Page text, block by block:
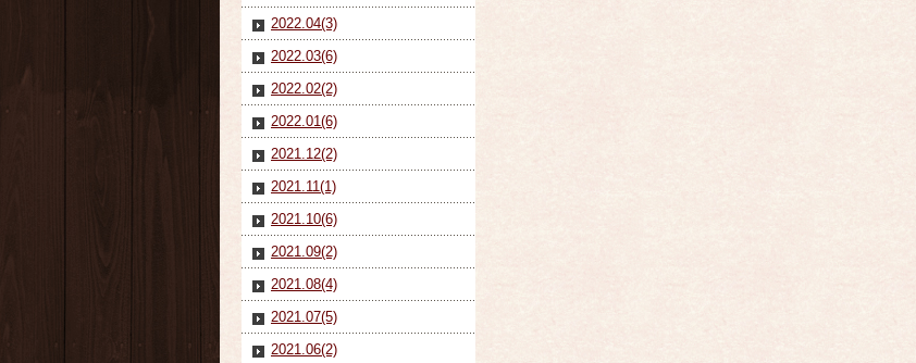
2022.04(3)
2022.03(6)
2022.02(2)
2022.01(6)
2021.12(2)
2021.11(1)
2021.10(6)
2021.09(2)
2021.08(4)
2021.07(5)
2021.06(2)